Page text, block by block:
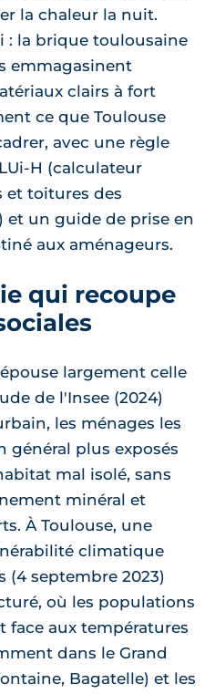
la chaleur la nuit.
: la brique toulousaine
emmagasinent
clairs à fort
ce que Toulouse
avec une règle
H (calculateur
et toitures des
et un guide de prise en
aux aménageurs.
qui recoupe
largement celle
de l'Insee (2024)
les ménages les
général plus exposés
mal isolé, sans
minéral et
À Toulouse, une
climatique
(4 septembre 2023)
où les populations
face aux températures
dans le Grand
Bagatelle) et les